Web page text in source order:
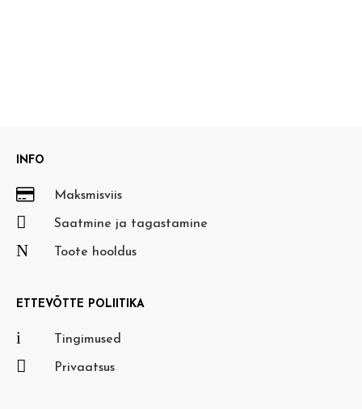
INFO
 Maksmisviis
 Saatmine ja tagastamine
N Toote hooldus
ETTEVÕTTE POLIITIKA
i Tingimused
 Privaatsus